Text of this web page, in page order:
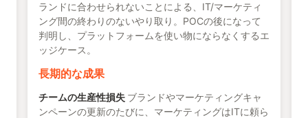
ランドに合わせられないことによる、IT/マーケティ
ング間の終わりのないやり取り。POCの後になって
判明し、プラットフォームを使い物にならなくするエ
ッジケース。
長期的な成果
チームの生産性損失 ブランドやマーケティングキャ
ンペーンの更新のたびに、マーケティングはITに頼ら